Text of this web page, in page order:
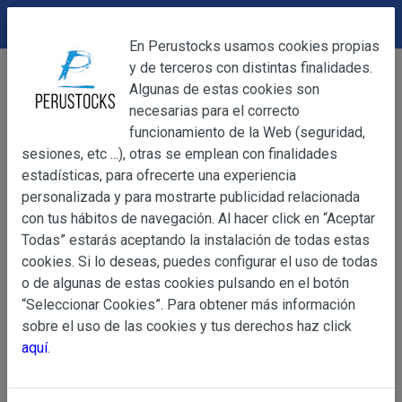
Bebidas
Refrescos en sobre
Bebida Instantánea Foster Clark Mandarina
OBJETO
Información
Básica
sobre
de Datos
OBJETO
Las presentes Condiciones Generales regulan la
web www.perustocks.es, del que es titular ALBERT
YACARINE (en adelante, PERUSTOCKS).
La adquisición de cualesquiera de los productos
DEVOLUCIONES
En Perustocks usamos cookies propias
y de terceros con distintas finalidades.
Algunas de estas cookies son
necesarias para el correcto
funcionamiento de la Web (seguridad,
sesiones, etc ...), otras se emplean con finalidades
estadísticas, para ofrecerte una experiencia
personalizada y para mostrarte publicidad relacionada
con tus hábitos de navegación. Al hacer click en “Aceptar
Todas” estarás aceptando la instalación de todas estas
cookies. Si lo deseas, puedes configurar el uso de todas
o de algunas de estas cookies pulsando en el botón
“Seleccionar Cookies”. Para obtener más información
sobre el uso de las cookies y tus derechos haz click
aquí.